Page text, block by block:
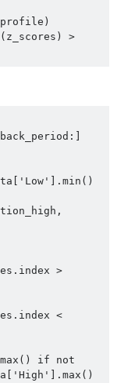
>
<
if not